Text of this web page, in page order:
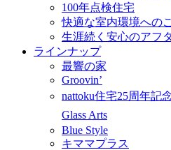
100年点検住宅
快適な室内環境への
生涯続く安心のアフ
ラインナップ
最響の家
Groovin’
nattoku住宅25周年記
Glass Arts
Blue Style
キママプラス